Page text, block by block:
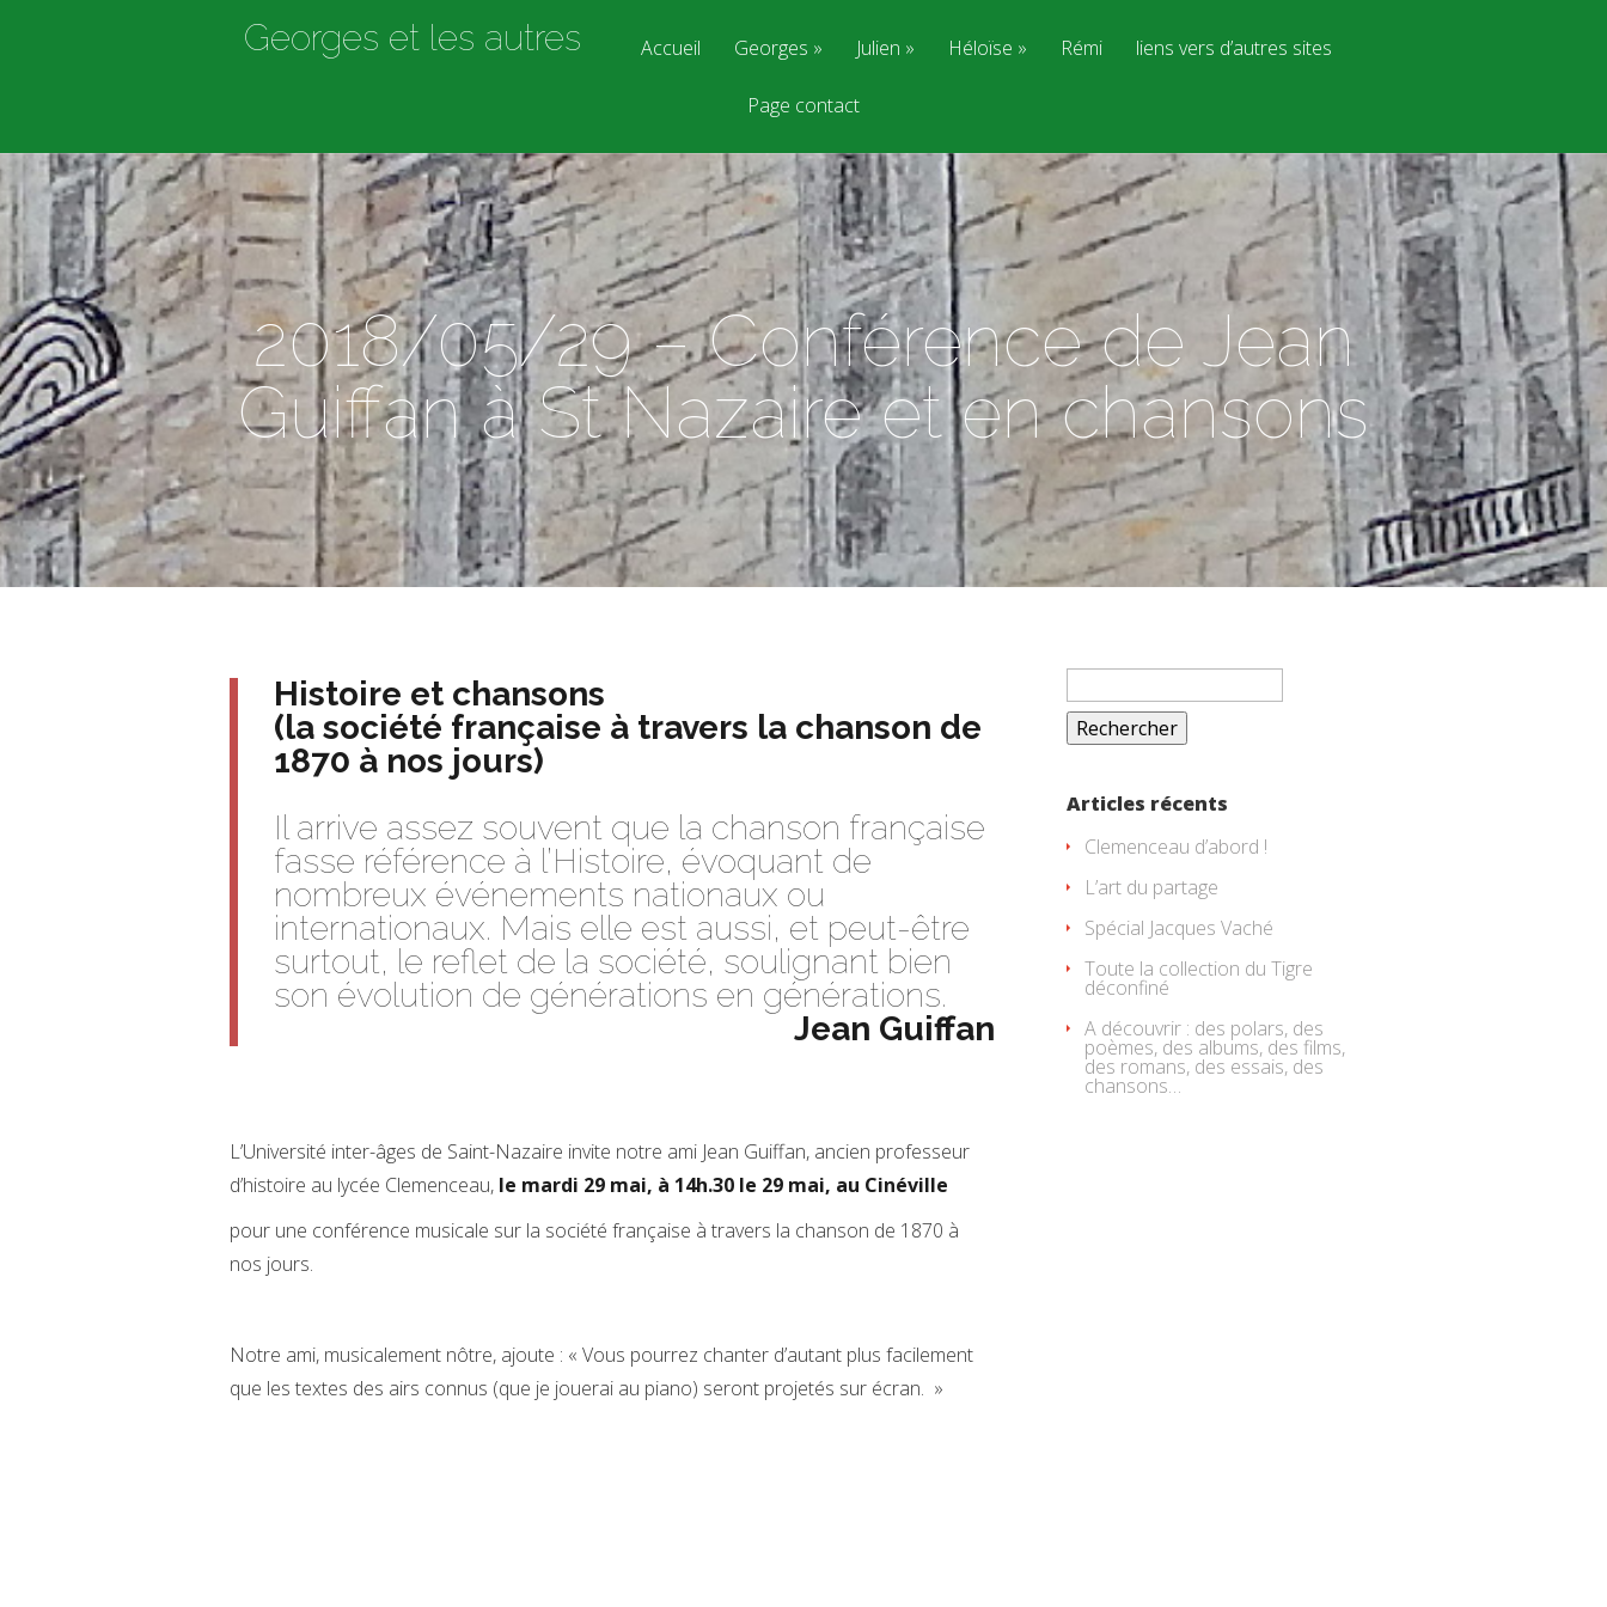
Georges et les autres Accueil Georges Julien Héloïse Rémi liens vers d’autres sites
Page contact
2018/05/29 – Conférence de Jean
Guiffan à St Nazaire et en chansons
Histoire et chansons
(la société française à travers la chanson de
1870 à nos jours)
Il arrive assez souvent que la chanson française
fasse référence à l’Histoire, évoquant de
nombreux événements nationaux ou
internationaux. Mais elle est aussi, et peut-être
surtout, le reflet de la société, soulignant bien
son évolution de générations en générations.
Jean Guiffan
L’Université inter-âges de Saint-Nazaire invite notre ami Jean Guiffan, ancien professeur
d’histoire au lycée Clemenceau, le mardi 29 mai, à 14h.30 le 29 mai, au Cinéville
pour une conférence musicale sur la société française à travers la chanson de 1870 à
nos jours.
Notre ami, musicalement nôtre, ajoute : « Vous pourrez chanter d’autant plus facilement
que les textes des airs connus (que je jouerai au piano) seront projetés sur écran. »
Rechercher :
Articles récents
Clemenceau d’abord !
L’art du partage
Spécial Jacques Vaché
Toute la collection du Tigre
déconfiné
A découvrir : des polars, des
poèmes, des albums, des films,
des romans, des essais, des
chansons…